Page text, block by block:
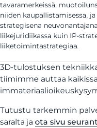
tavaramerkeissä,
niiden kaupallistamisessa,
strategisena
liikejuridiikassa kuin IP-
liiketoimintastrategiaa.
3D-tulostuksen
tiimimme auttaa
Tutustu tarkemmin
saralta ja ota sivu